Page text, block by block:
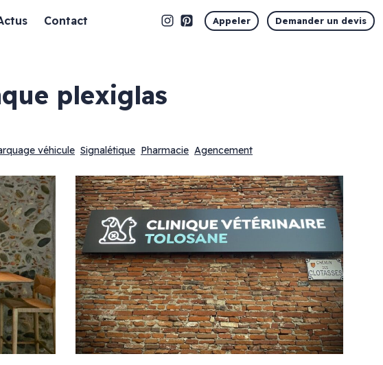
Marquage vitrine
Vitrophanie en découpe
Vitrophanie opaque
Vitrophanie microperforée
Vitrophanie sablé dépoli
Vitrophanie diffusante
Marquage mural
Contact Appeler Demander un devis
plexiglas
véhicule Signalétique Pharmacie Agencement